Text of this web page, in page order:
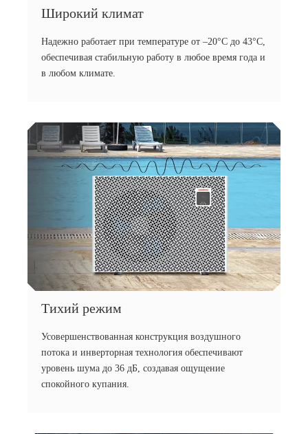
Широкий климат
Надежно работает при температуре от –20°C до 43°C,
обеспечивая стабильную работу в любое время года и
в любом климате.
Тихий режим
Усовершенствованная конструкция воздушного
потока и инверторная технология обеспечивают
уровень шума до 36 дБ, создавая ощущение
спокойного купания.